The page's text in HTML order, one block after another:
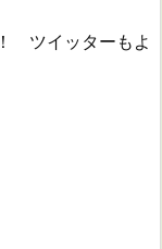
ツイッターもよ